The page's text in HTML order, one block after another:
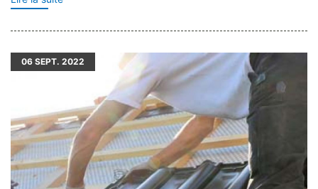
06 SEPT. 2022